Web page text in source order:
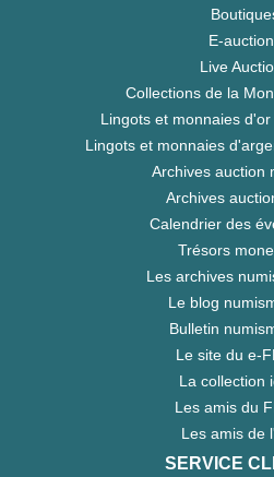
E-
Live
Collections de la
Lingots et monnaies
Lingots et monnaies
Archives auction
Archives
Calendrier des
Trésors
Les archives
Le blog
Bulletin
Le site du e-
La collection
Les amis du
Les amis de
SERVICE